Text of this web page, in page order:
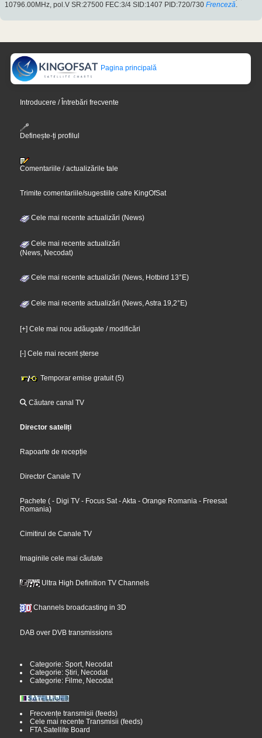
10796.00MHz, pol.V SR:27500 FEC:3/4 SID:1407 PID:720/730 Frenceză.
Pagina principală
Introducere / Întrebări frecvente
Definește-ți profilul
Comentariile / actualizările tale
Trimite comentariile/sugestiile catre KingOfSat
Cele mai recente actualizări (News)
Cele mai recente actualizări
(News, Necodat)
Cele mai recente actualizări (News, Hotbird 13°E)
Cele mai recente actualizări (News, Astra 19,2°E)
[+] Cele mai nou adăugate / modificări
[-] Cele mai recent șterse
Temporar emise gratuit (5)
Căutare canal TV
Director sateliți
Rapoarte de recepție
Director Canale TV
Pachete (- Digi TV - Focus Sat- Akta - Orange Romania - Freesat
Romania)
Cimitirul de Canale TV
Imaginile cele mai căutate
Ultra High Definition TV Channels
Channels broadcasting in 3D
DAB over DVB transmissions
Categorie: Sport, Necodat
Categorie: Știri, Necodat
Categorie: Filme, Necodat
Frecvențe transmisii (feeds)
Cele mai recente Transmisii (feeds)
FTA Satellite Board